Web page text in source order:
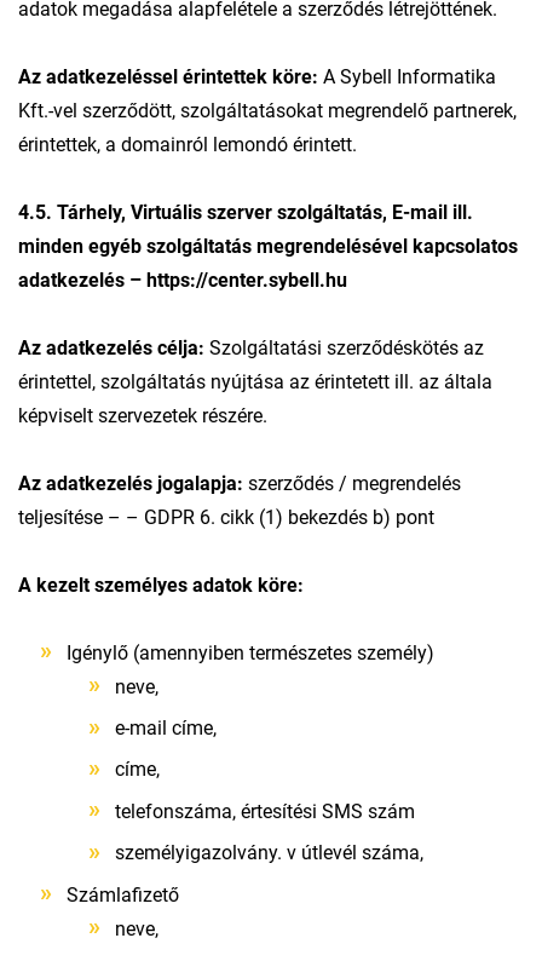
adatok megadása alapfelétele a szerződés létrejöttének.
Az adatkezeléssel érintettek köre: A Sybell Informatika
Kft.-vel szerződött, szolgáltatásokat megrendelő partnerek,
érintettek, a domainról lemondó érintett.
4.5. Tárhely, Virtuális szerver szolgáltatás, E-mail ill.
minden egyéb szolgáltatás megrendelésével kapcsolatos
adatkezelés – https://center.sybell.hu
Az adatkezelés célja: Szolgáltatási szerződéskötés az
érintettel, szolgáltatás nyújtása az érintetett ill. az általa
képviselt szervezetek részére.
Az adatkezelés jogalapja: szerződés / megrendelés
teljesítése – – GDPR 6. cikk (1) bekezdés b) pont
A kezelt személyes adatok köre:
Igénylő (amennyiben természetes személy)
neve,
e-mail címe,
címe,
telefonszáma, értesítési SMS szám
személyigazolvány. v útlevél száma,
Számlafizető
neve,